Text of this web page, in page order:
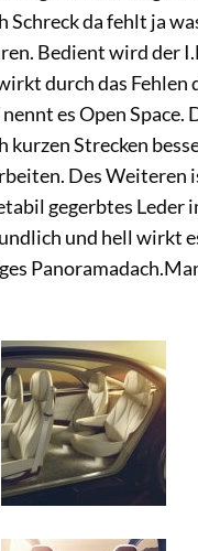
Schreck da fehlt ja
Bedient wird der
durch das
es Open Space.
Strecken
Des
gegerbtes Leder
und hell wirkt